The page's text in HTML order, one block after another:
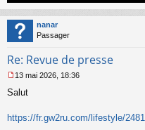
n
l
u
nanar
Passager
Re: Revue de presse
e
s
a
13 mai 2026, 18:36
Salut
https://fr.gw2ru.com/lifestyle/